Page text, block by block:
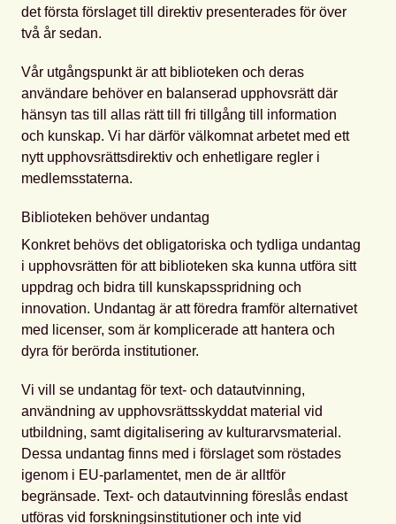
det första förslaget till direktiv presenterades för över
två år sedan.
Vår utgångspunkt är att biblioteken och deras
användare behöver en balanserad upphovsrätt där
hänsyn tas till allas rätt till fri tillgång till information
och kunskap. Vi har därför välkomnat arbetet med ett
nytt upphovsrättsdirektiv och enhetligare regler i
medlemsstaterna.
Biblioteken behöver undantag
Konkret behövs det obligatoriska och tydliga undantag
i upphovsrätten för att biblioteken ska kunna utföra sitt
uppdrag och bidra till kunskapsspridning och
innovation. Undantag är att föredra framför alternativet
med licenser, som är komplicerade att hantera och
dyra för berörda institutioner.
Vi vill se undantag för text- och datautvinning,
användning av upphovsrättsskyddat material vid
utbildning, samt digitalisering av kulturarvsmaterial.
Dessa undantag finns med i förslaget som röstades
igenom i EU-parlamentet, men de är alltför
begränsade. Text- och datautvinning föreslås endast
utföras vid forskningsinstitutioner och inte vid